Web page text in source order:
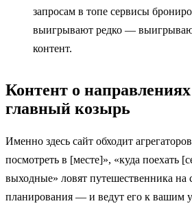
запросам в топе сервисы
выигрывают редко —
контент.
Контент о
главный козырь
Именно здесь сайт обходит
посмотреть в [месте]», «куда поехать
выходные» ловят путешественника на
планирования — и ведут его к вашим